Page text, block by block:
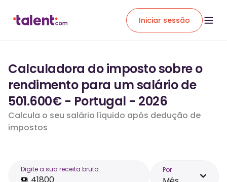
Iniciar sessão
Calculadora do imposto sobre o
rendimento para um salário de
501.600€ - Portugal - 2026
Calcula o seu salário líquido após dedução de
impostos
Digite a sua receita bruta Por